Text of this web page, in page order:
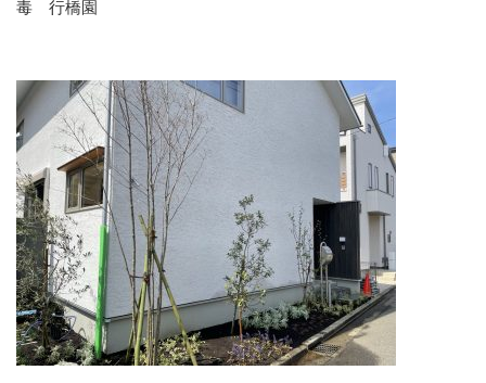
毒 行橋園